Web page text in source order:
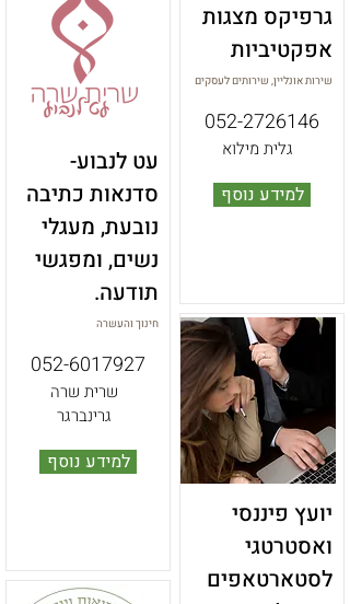
שירות אונליין, שירותים לעסקים
052-2726146
גלית מילוא
למידע נוסף
גרפיקס מצגות
אפקטיביות
יועץ פיננסי
ואסטרטגי
לסטארטאפים
חינוך והעשרה
052-6017927
שרית שרה
גרינברגר
למידע נוסף
עט לנבוע-
סדנאות כתיבה
נובעת, מעגלי
נשים, ומפגשי
תודעה.